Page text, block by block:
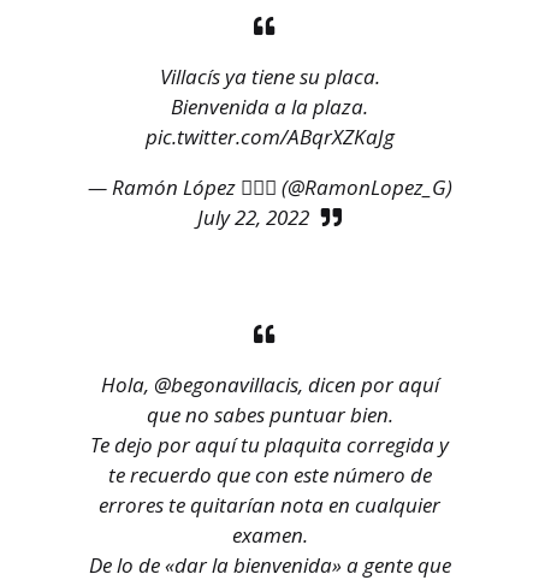
Villacís ya tiene su placa.
Bienvenida a la plaza.
pic.twitter.com/ABqrXZKaJg
— Ramón López 🏳️‍🌈🔻 (@RamonLopez_G)
July 22, 2022
Hola, @begonavillacis, dicen por aquí
que no sabes puntuar bien.
Te dejo por aquí tu plaquita corregida y
te recuerdo que con este número de
errores te quitarían nota en cualquier
examen.
De lo de «dar la bienvenida» a gente que